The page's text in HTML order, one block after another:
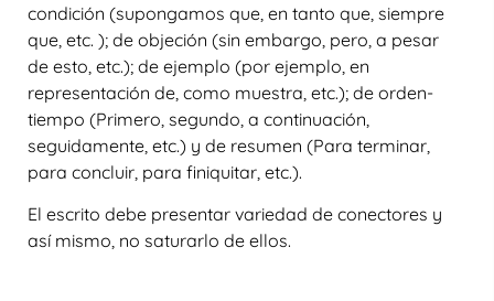
condición (supongamos que, en tanto que, siempre
que, etc. ); de objeción (sin embargo, pero, a pesar
de esto, etc.); de ejemplo (por ejemplo, en
representación de, como muestra, etc.); de orden-
tiempo (Primero, segundo, a continuación,
seguidamente, etc.) y de resumen (Para terminar,
para concluir, para finiquitar, etc.).
El escrito debe presentar variedad de conectores y
así mismo, no saturarlo de ellos.